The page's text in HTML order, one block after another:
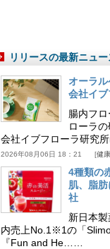
リリースの最新ニュー
オーラ
会社イ
腸内フ
ローラ
会社イブフローラ研究
2026年08月06日 18：21 健
4種類の
肌、脂
社
新日本
内売上No.1※1の「
『Fun and He……